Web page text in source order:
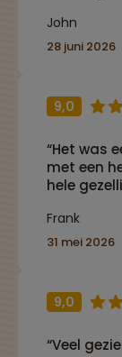
John
28 juni 2026
9,0
“Het was
met een
hele
Frank
31 mei 2026
9,0
“Veel